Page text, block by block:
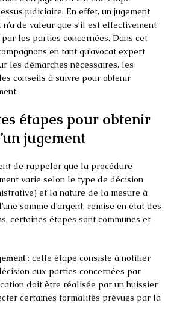
judiciaire. En effet, un jugement
de valeur que s’il est effectivement
les parties concernées. Dans cet
en tant qu’avocat expert
les démarches nécessaires, les
conseils à suivre pour obtenir
étapes pour obtenir
jugement
de rappeler que la procédure
varie selon le type de décision
et la nature de la mesure à
somme d’argent, remise en état des
certaines étapes sont communes et
: cette étape consiste à notifier
aux parties concernées par
doit être réalisée par un huissier
certaines formalités prévues par la